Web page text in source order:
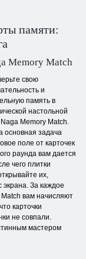
памяти:
Memory Match
свою
и
память в
настольной
Naga Memory Match.
основная задача
поле от карточек
раунда вам дается
чего плитки
их,
экрана. За каждое
вам начисляют
карточки
не совпали.
мастером